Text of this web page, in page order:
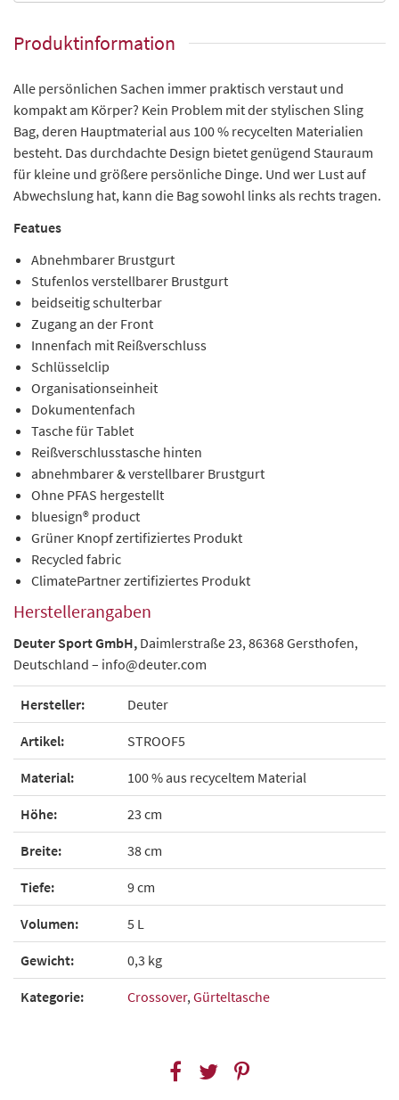
Produktinformation
Alle persönlichen Sachen immer praktisch verstaut und
kompakt am Körper? Kein Problem mit der stylischen Sling
Bag, deren Hauptmaterial aus 100 % recycelten Materialien
besteht. Das durchdachte Design bietet genügend Stauraum
für kleine und größere persönliche Dinge. Und wer Lust auf
Abwechslung hat, kann die Bag sowohl links als rechts tragen.
Featues
Abnehmbarer Brustgurt
Stufenlos verstellbarer Brustgurt
beidseitig schulterbar
Zugang an der Front
Innenfach mit Reißverschluss
Schlüsselclip
Organisationseinheit
Dokumentenfach
Tasche für Tablet
Reißverschlusstasche hinten
abnehmbarer & verstellbarer Brustgurt
Ohne PFAS hergestellt
bluesign® product
Grüner Knopf zertifiziertes Produkt
Recycled fabric
ClimatePartner zertifiziertes Produkt
Herstellerangaben
Deuter Sport GmbH, Daimlerstraße 23, 86368 Gersthofen,
Deutschland – info@deuter.com
Hersteller: Deuter
Artikel: STROOF5
Material: 100 % aus recyceltem Material
Höhe: 23 cm
Breite: 38 cm
Tiefe: 9 cm
Volumen: 5 L
Gewicht: 0,3 kg
Kategorie: Crossover,Gürteltasche